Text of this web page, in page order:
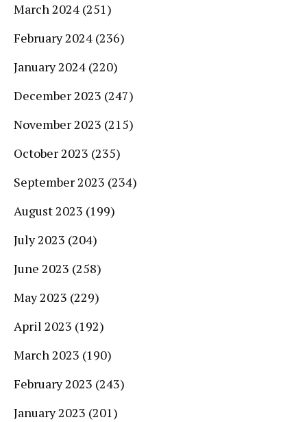
March 2024 (251)
February 2024 (236)
January 2024 (220)
December 2023 (247)
November 2023 (215)
October 2023 (235)
September 2023 (234)
August 2023 (199)
July 2023 (204)
June 2023 (258)
May 2023 (229)
April 2023 (192)
March 2023 (190)
February 2023 (243)
January 2023 (201)